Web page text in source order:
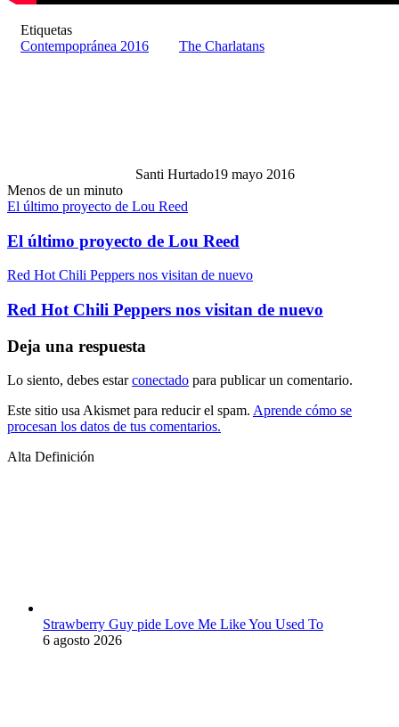
Etiquetas
Contempopránea 2016
The Charlatans
Santi Hurtado19 mayo 2016
Menos de un minuto
El último proyecto de Lou Reed
El último proyecto de Lou Reed
Red Hot Chili Peppers nos visitan de nuevo
Red Hot Chili Peppers nos visitan de nuevo
Deja una respuesta
Lo siento, debes estarconectado para publicar un comentario.
Este sitio usa Akismet para reducir el spam. Aprende cómo se
procesan los datos de tus comentarios.
Alta Definición
Strawberry Guy pide Love Me Like You Used To
6 agosto 2026